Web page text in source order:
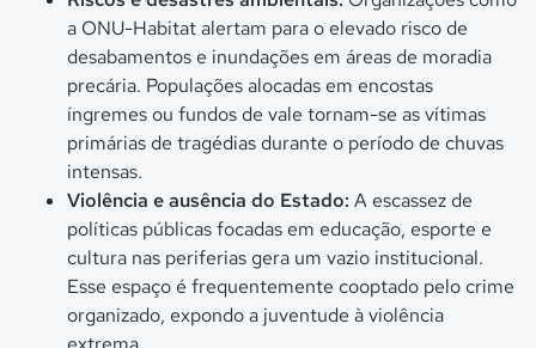
a ONU-Habitat alertam para o elevado risco de
desabamentos e inundações em áreas de moradia
precária. Populações alocadas em encostas
íngremes ou fundos de vale tornam-se as vítimas
primárias de tragédias durante o período de chuvas
intensas.
Violência e ausência do Estado: A escassez de
políticas públicas focadas em educação, esporte e
cultura nas periferias gera um vazio institucional.
Esse espaço é frequentemente cooptado pelo crime
organizado, expondo a juventude à violência